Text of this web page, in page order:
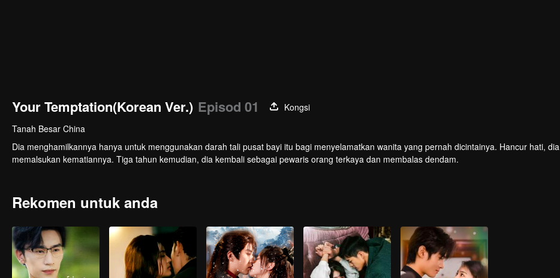
Your Temptation(Korean Ver.) Episod 01
Kongsi
Tanah Besar China
Dia menghamilkannya hanya untuk menggunakan darah tali pusat bayi itu bagi menyelamatkan wanita yang pernah dicintainya. Hancur hati, dia
memalsukan kematiannya. Tiga tahun kemudian, dia kembali sebagai pewaris orang terkaya dan membalas dendam.
Rekomen untuk anda